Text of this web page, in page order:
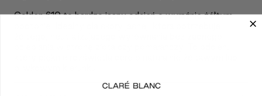
Golden 610 to bardzo jasny odcień o wyraźnie żółtym